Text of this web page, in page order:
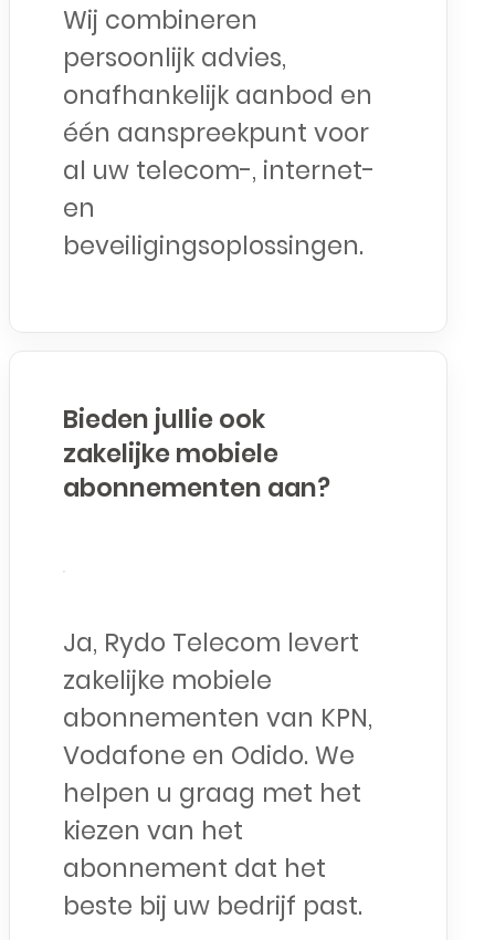
Wij combineren
persoonlijk advies,
onafhankelijk aanbod en
één aanspreekpunt voor
al uw telecom-, internet-
en
beveiligingsoplossingen.
Bieden jullie ook
zakelijke mobiele
abonnementen aan?
Ja, Rydo Telecom levert
zakelijke mobiele
abonnementen van KPN,
Vodafone en Odido. We
helpen u graag met het
kiezen van het
abonnement dat het
beste bij uw bedrijf past.